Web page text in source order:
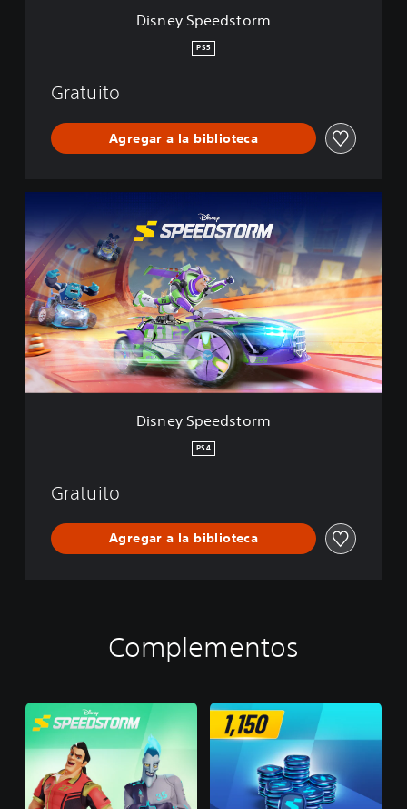
Disney Speedstorm
PS5
Gratuito
Agregar a la biblioteca
s
n
e
y
S
p
e
e
d
s
Disney Speedstorm
PS4
Gratuito
Agregar a la biblioteca
Complementos